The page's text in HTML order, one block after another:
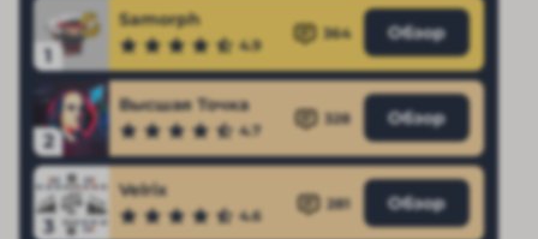
1
Samorph
4.9
364 Обзор
2
Высшая Точка
4.7
328 Обзор
3
Velrix
4.6
281 Обзор